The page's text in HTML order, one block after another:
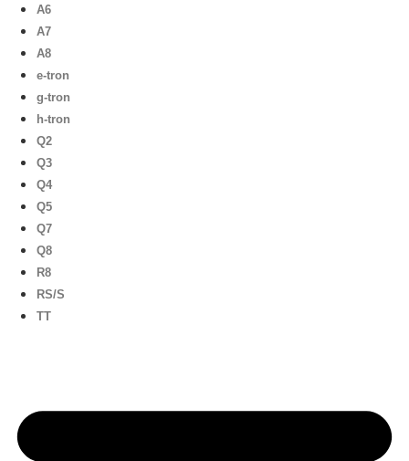
A6
A7
A8
e-tron
g-tron
h-tron
Q2
Q3
Q4
Q5
Q7
Q8
R8
RS/S
TT